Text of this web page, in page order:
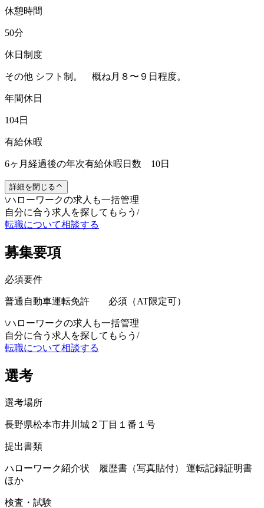
休憩時間
50分
休日制度
その他 シフト制。 概ね月８〜９日程度。
年間休日
104日
有給休暇
6ヶ月経過後の年次有給休暇日数 10日
詳細を閉じる
\ハローワークの求人も一括管理
自分に合う求人を探してもらう /
転職について相談する
募集要項
必須要件
普通自動車運転免許 必須（AT限定可）
\ハローワークの求人も一括管理
自分に合う求人を探してもらう /
転職について相談する
選考
選考場所
長野県松本市井川城２丁目１番１号
提出書類
ハローワーク紹介状 履歴書（写真貼付） 運転記録証明書
ほか
検査・試験